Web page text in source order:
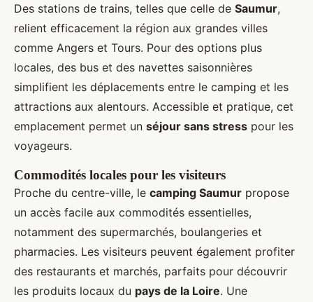
Des stations de trains, telles que celle de Saumur,
relient efficacement la région aux grandes villes
comme Angers et Tours. Pour des options plus
locales, des bus et des navettes saisonnières
simplifient les déplacements entre le camping et les
attractions aux alentours. Accessible et pratique, cet
emplacement permet un séjour sans stress pour les
voyageurs.
Commodités locales pour les visiteurs
Proche du centre-ville, le camping Saumur propose
un accès facile aux commodités essentielles,
notamment des supermarchés, boulangeries et
pharmacies. Les visiteurs peuvent également profiter
des restaurants et marchés, parfaits pour découvrir
les produits locaux du pays de la Loire. Une